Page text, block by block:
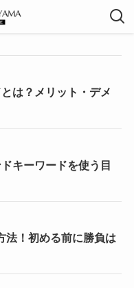
は？メリット・デメ
キーワードを使う目
法！初める前に勝負は